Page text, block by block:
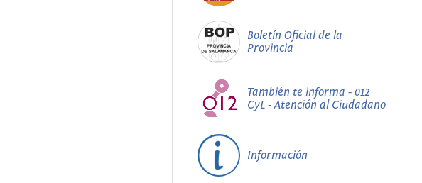
Boletín Oficial de la
Provincia
También te informa - 012
CyL - Atención al Ciudadano
Información